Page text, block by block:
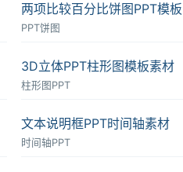
两项比较百分比饼图PPT模板
PPT饼图
3D立体PPT柱形图模板素材
柱形图PPT
文本说明框PPT时间轴素材
时间轴PPT